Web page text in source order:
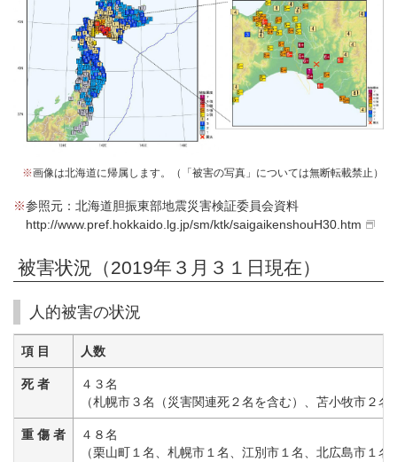
※画像は北海道に帰属します。（「被害の写真」については無断転載禁止）
※参照元：北海道胆振東部地震災害検証委員会資料
http://www.pref.hokkaido.lg.jp/sm/ktk/saigaikenshouH30.htm
被害状況（2019年３月３１日現在）
人的被害の状況
項 目 人数
死 者
４３名
（札幌市３名（災害関連死２名を含む）、苫小牧市２
重 傷 者
４８名
（栗山町１名、札幌市１名、江別市１名、北広島市１